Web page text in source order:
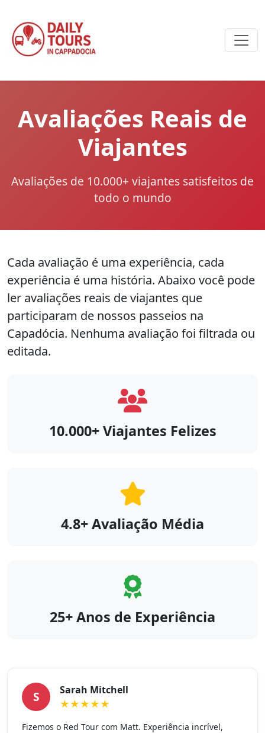
Avaliações Reais de
Viajantes
Avaliações de 10.000+ viajantes satisfeitos de
todo o mundo
Cada avaliação é uma experiência, cada
experiência é uma história. Abaixo você pode
ler avaliações reais de viajantes que
participaram de nossos passeios na
Capadócia. Nenhuma avaliação foi filtrada ou
editada.
10.000+ Viajantes Felizes
4.8+ Avaliação Média
25+ Anos de Experiência
S
Sarah Mitchell
★★★★★
Fizemos o Red Tour com Matt. Experiência incrível,